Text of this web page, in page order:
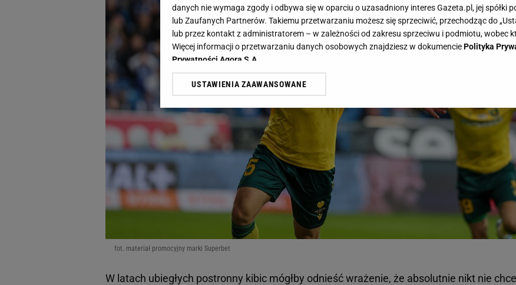
fot. materiał promocyjny marki Superbet
W latach ubiegłych postronny kibic mógłby odnieść wrażenie, że absolutnie nikt nie chce
danych nie wymaga zgody i odbywa się w oparciu o uzasadniony interes Gazeta.pl, jej spółki
lub Zaufanych Partnerów. Takiemu przetwarzaniu możesz się sprzeciwić, przechodząc do
lub przez kontakt z administratorem – w zależności od zakresu sprzeciwu i podmiotu, wobec
Więcej informacji o przetwarzaniu danych osobowych znajdziesz w dokumenciePolityka
Prywatności Agora S.A.
Klikając „Akceptuję” wyrażasz też zgodę na zainstalowanie i przechowywanie plików cookie
Zaufanych Partnerów i Agora S.A. na Twoim urządzeniu końcowym. Możesz w każdej chwili
dotyczące plików cookie, wywołując narzędzie do zarządzania twoimi preferencjami dot.
odnośnik „Ustawienia prywatności ” w stopce serwisu i przechodząc do „Ustawień
plików cookie możliwa jest także za pomocą ustawień przeglądarki.
My, nasi Zaufani Partnerzy i Agora S.A. możemy przetwarzać dane osobowe w następujących
Użycie dokładnych danych geolokalizacyjnych. Aktywne skanowanie charakterystyki
Przechowywanie informacji na urządzeniu lub dostęp do nich. Spersonalizowane reklamy i
badnie odbiorców i ulepszanie usług.
Lista Zaufanych Partnerów
USTAWIENIA ZAAWANSOWANE